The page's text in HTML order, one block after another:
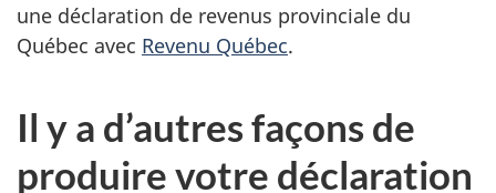
une déclaration de revenus provinciale du
Québec avec Revenu Québec.
Il y a d’autres façons de
produire votre déclaration